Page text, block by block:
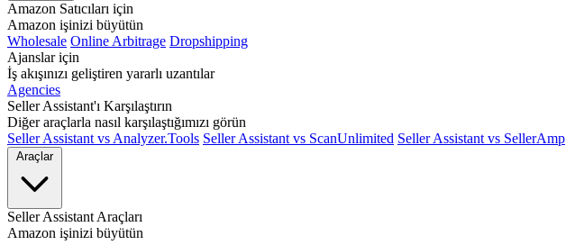
Amazon Satıcıları için
Amazon işinizi büyütün
Wholesale Online Arbitrage Dropshipping
Ajanslar için
İş akışınızı geliştiren yararlı uzantılar
Agencies
Seller Assistant'ı Karşılaştırın
Diğer araçlarla nasıl karşılaştığımızı görün
Seller Assistant vs Analyzer.Tools Seller Assistant vs ScanUnlimited Seller Assistant vs SellerAmp
Araçlar
Seller Assistant Araçları
Amazon işinizi büyütün